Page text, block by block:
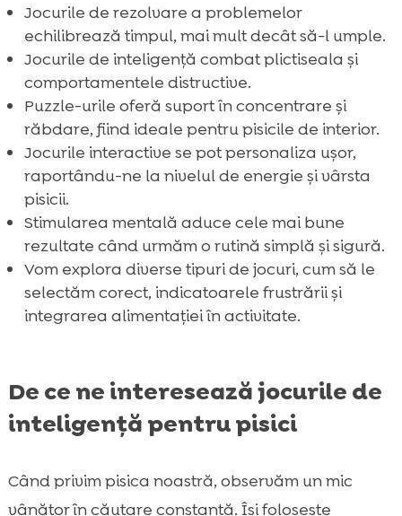
Jocurile de rezolvare a problemelor
echilibrează timpul, mai mult decât să-l umple.
Jocurile de inteligență combat plictiseala și
comportamentele distructive.
Puzzle-urile oferă suport în concentrare și
răbdare, fiind ideale pentru pisicile de interior.
Jocurile interactive se pot personaliza ușor,
raportându-ne la nivelul de energie și vârsta
pisicii.
Stimularea mentală aduce cele mai bune
rezultate când urmăm o rutină simplă și sigură.
Vom explora diverse tipuri de jocuri, cum să le
selectăm corect, indicatoarele frustrării și
integrarea alimentației în activitate.
De ce ne interesează jocurile de
inteligență pentru pisici
Când privim pisica noastră, observăm un mic
vânător în căutare constantă. Își folosește